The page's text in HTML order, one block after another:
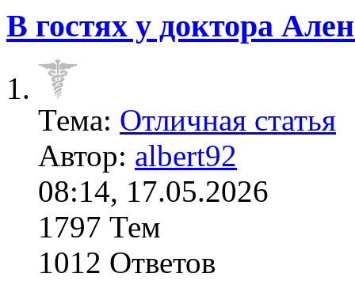
В гостях у доктора
Тема: Отличная статья
Автор: albert92
08:14, 17.05.2026
1797 Тем
1012 Ответов